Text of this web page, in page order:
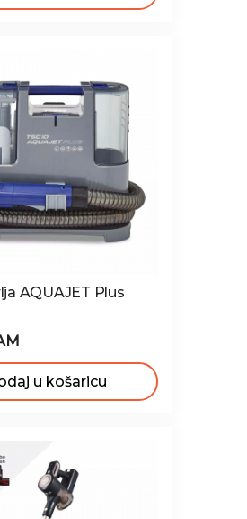
AQUAJET Plus
u košaricu